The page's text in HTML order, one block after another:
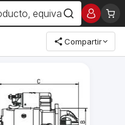
Compartir